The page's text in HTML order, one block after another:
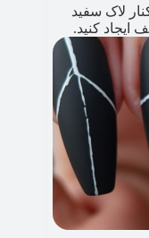
لاک سفید
کنید.